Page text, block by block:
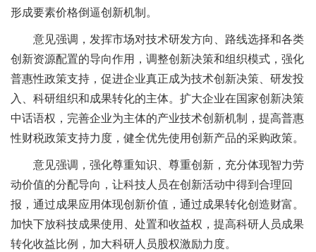
形成要素价格倒逼创新机制。
意见强调，发挥市场对技术研发方向、路线选择和各类
创新资源配置的导向作用，调整创新决策和组织模式，强化
普惠性政策支持，促进企业真正成为技术创新决策、研发投
入、科研组织和成果转化的主体。扩大企业在国家创新决策
中话语权，完善企业为主体的产业技术创新机制，提高普惠
性财税政策支持力度，健全优先使用创新产品的采购政策。
意见强调，强化尊重知识、尊重创新，充分体现智力劳
动价值的分配导向，让科技人员在创新活动中得到合理回
报，通过成果应用体现创新价值，通过成果转化创造财富。
加快下放科技成果使用、处置和收益权，提高科研人员成果
转化收益比例，加大科研人员股权激励力度。